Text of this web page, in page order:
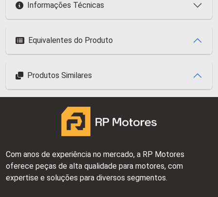
Informações Técnicas
Equivalentes do Produto
Produtos Similares
Com anos de experiência no mercado, a RP Motores
oferece peças de alta qualidade para motores, com
expertise e soluções para diversos segmentos.